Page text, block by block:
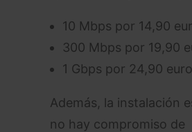
10 Mbps por 14,90
300 Mbps por 19,90
1 Gbps por 24,90
Además, la instalación
no hay compromiso de